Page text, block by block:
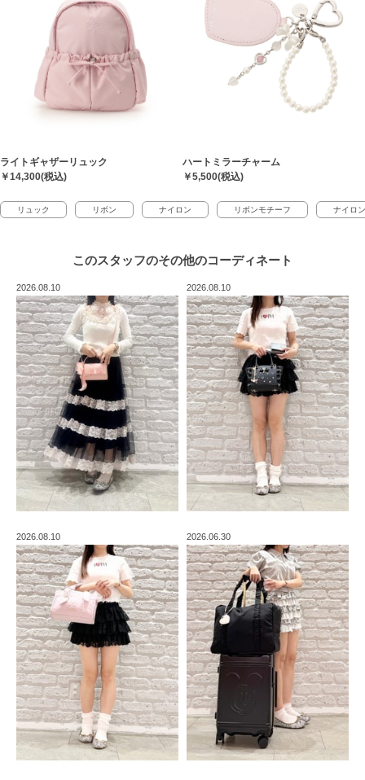
ライトギャザーリュック
￥14,300(税込)
ハートミラーチャーム
￥5,500(税込)
リュック リボン ナイロン リボンモチーフ ナイロ
このスタッフのその他のコーディネート
2026.08.10 2026.08.10
2026.08.10 2026.06.30